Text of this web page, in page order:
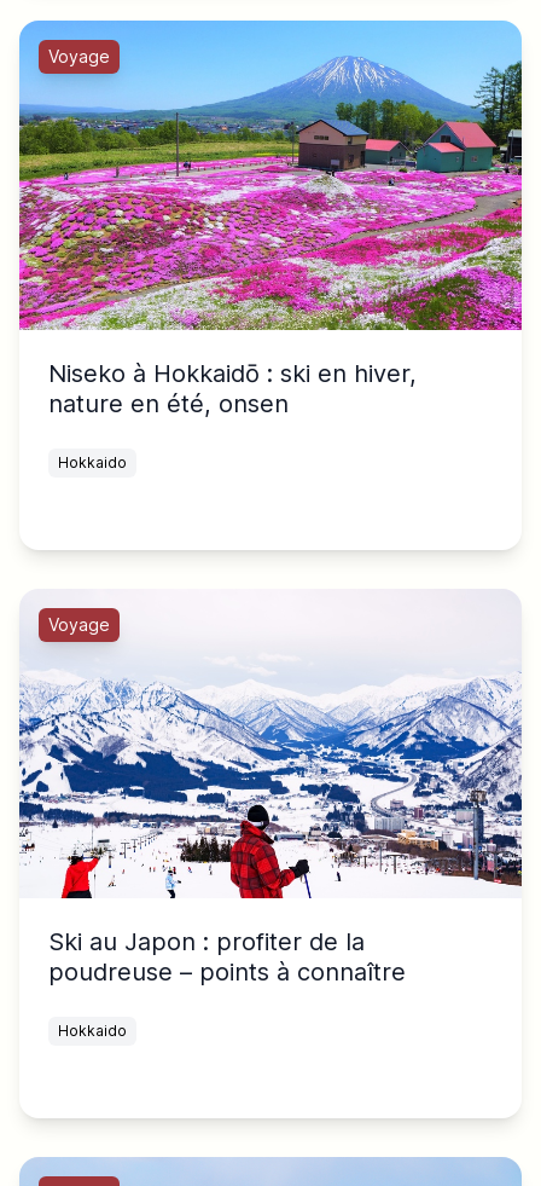
Voyage
Niseko à Hokkaidō : ski en hiver,
nature en été, onsen
Hokkaido
Voyage
Ski au Japon : profiter de la
poudreuse – points à connaître
Hokkaido